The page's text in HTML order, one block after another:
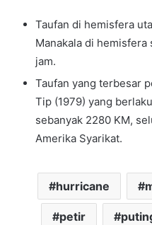
Taufan di hemisfera
Manakala di
jam.
Taufan yang terbesar
Tip (1979) yang
sebanyak 2280 KM,
Amerika Syarikat.
hurricane
petir